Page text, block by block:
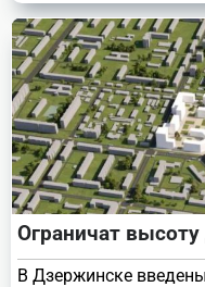
Ограничат
В Дзержинске